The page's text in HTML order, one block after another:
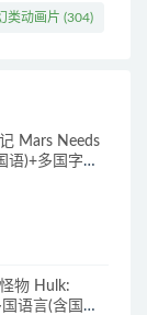
类动画片 (304)
Mars Needs
语)+多国字幕
物 Hulk:
语言(含国